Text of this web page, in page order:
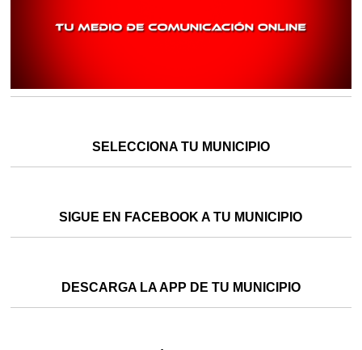
SELECCIONA TU MUNICIPIO
SIGUE EN FACEBOOK A TU MUNICIPIO
DESCARGA LA APP DE TU MUNICIPIO